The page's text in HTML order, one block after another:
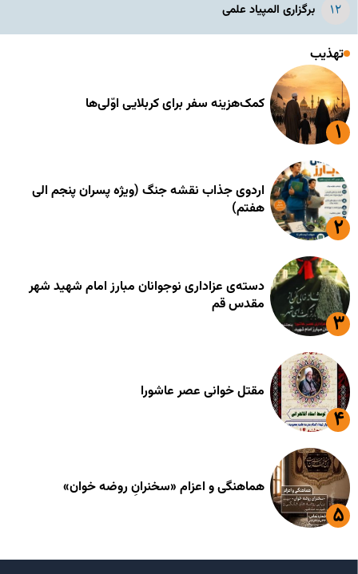
برگزاری المپیاد علمی
تهذیب
کمک‌هزینه سفر برای کربلایی اوّلی‌ها
اردوی جذاب نقشه جنگ (ویژه پسران پنجم الی
هفتم)
دسته‌ی عزاداری نوجوانان مبارز امام شهید شهر
مقدس قم
مقتل خوانی عصر عاشورا
هماهنگی و اعزام «سخنرانِ روضه خوان»